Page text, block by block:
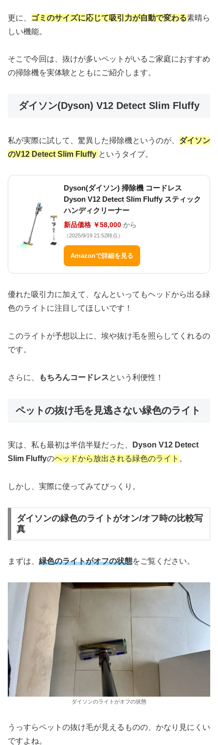
更に、 ゴミのサイズに応じて吸引力が自動で変わる素晴ら
しい機能。
そこで今回は、抜けが多いペットがいるご家庭におすすめ
の掃除機を実体験とともにご紹介します。
ダイソン(Dyson) V12 Detect Slim Fluffy
私が実際に試して、驚異した掃除機というのが、 ダイソン
のV12 Detect Slim Fluffy というタイプ。
Dyson(ダイソン) 掃除機 コードレス
Dyson V12 Detect Slim Fluffy スティック
ハンディクリーナー
新品価格 ￥58,000 から
（2025/9/19 21:52時点）
Amazonで詳細を見る
優れた吸引力に加えて、なんといってもヘッドから出る緑
色のライトに注目してほしいです！
このライトが予想以上に、埃や抜け毛を照らしてくれるの
です。
さらに、 もちろんコードレスという利便性！
ペットの抜け毛を見逃さない緑色のライト
実は、私も最初は半信半疑だった、
Dyson V12 Detect
Slim Fluffyのヘッドから放出される緑色のライト 。
しかし、実際に使ってみてびっくり。
ダイソンの緑色のライトがオン/オフ時の比較写
真
まずは、 緑色のライトがオフの状態をご覧ください。
ダイソンのライトがオフの状態
うっすらペットの抜け毛が見えるものの、かなり見にくい
ですよね。